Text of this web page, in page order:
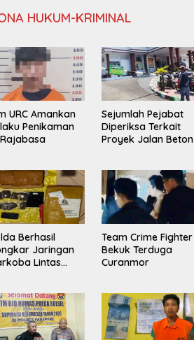
HUKUM-KRIMINAL
URC Amankan
Penikaman
Sejumlah Pejabat
Diperiksa Terkait
Proyek Jalan Beton
Berhasil
Jaringan
Lintas
Team Crime Fighter
Bekuk Terduga
Curanmor